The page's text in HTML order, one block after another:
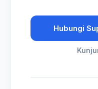
Hubungi